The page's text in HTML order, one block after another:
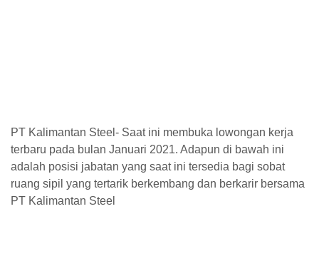
PT Kalimantan Steel- Saat ini membuka lowongan kerja
terbaru pada bulan Januari 2021. Adapun di bawah ini
adalah posisi jabatan yang saat ini tersedia bagi sobat
ruang sipil yang tertarik berkembang dan berkarir bersama
PT Kalimantan Steel